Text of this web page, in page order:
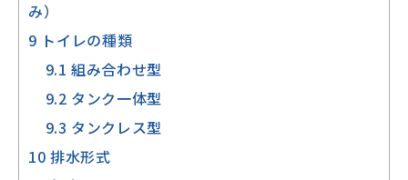
み）
9 トイレの種類
9.1 組み合わせ型
9.2 タンク一体型
9.3 タンクレス型
10 排水形式